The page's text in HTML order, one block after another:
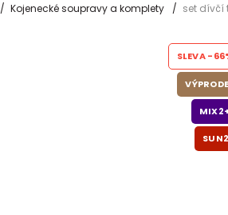
Kojenecké soupravy a komplety set dívčí
SLEVA-